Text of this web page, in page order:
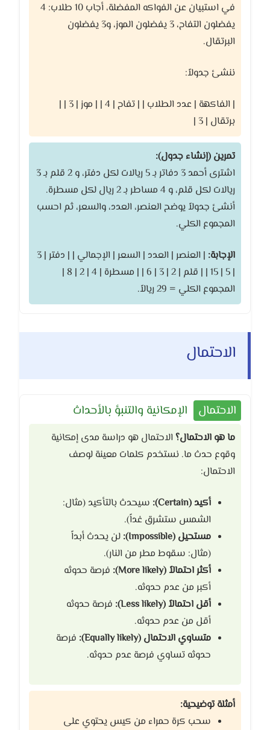
في استبيان عن الفواكه المفضلة، أجاب 10 طلاب: 4
يفضلون التفاح، 3 يفضلون الموز، و3 يفضلون
البرتقال.
ننشئ جدولاً:
| الفاكهة | عدد الطلاب | | تفاح | 4 | | موز | 3 | |
برتقال | 3 |
تمرين (إنشاء جدول):
اشترى أحمد 3 دفاتر بـ 5 ريالات لكل دفتر، و 2 قلم بـ 3
ريالات لكل قلم، و 4 مساطر بـ 2 ريال لكل مسطرة.
أنشئ جدولاً يوضح العنصر، العدد، والسعر، ثم احسب
المجموع الكلي.
الإجابة:
| العنصر | العدد | السعر | الإجمالي | | دفتر | 3
| 5 | 15 | | قلم | 2 | 3 | 6 | | مسطرة | 4 | 2 | 8 |
المجموع الكلي = 29 ريالاً.
الاحتمال
الاحتمال الإمكانية والتنبؤ بالأحداث
ما هو الاحتمال؟الاحتمال هو دراسة مدى إمكانية
وقوع حدث ما. نستخدم كلمات معينة لوصف
الاحتمال:
أكيد (Certain):
سيحدث بالتأكيد (مثال:
الشمس ستشرق غداً).
مستحيل (Impossible):
لن يحدث أبداً
(مثال: سقوط مطر من النار).
أكثر احتمالاً (More likely):
فرصة حدوثه
أكبر من عدم حدوثه.
أقل احتمالاً (Less likely):
فرصة حدوثه
أقل من عدم حدوثه.
متساوي الاحتمال (Equally likely):
فرصة
حدوثه تساوي فرصة عدم حدوثه.
أمثلة توضيحية:
سحب كرة حمراء من كيس يحتوي على